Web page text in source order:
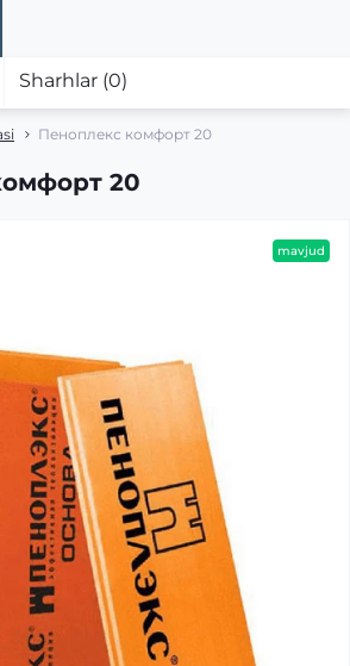
Пеноплекс комфорт 20
20
Sharhlar (0)
mavjud